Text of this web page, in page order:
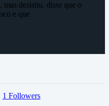
desistiu, disse que o
e que
1 Followers